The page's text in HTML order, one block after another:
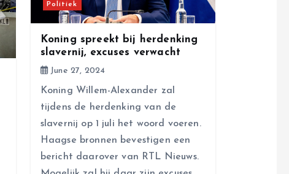
Politiek
Koning spreekt bij herdenking
slavernij, excuses verwacht
June 27, 2024
Koning Willem-Alexander zal
tijdens de herdenking van de
slavernij op 1 juli het woord voeren.
Haagse bronnen bevestigen een
bericht daarover van RTL Nieuws.